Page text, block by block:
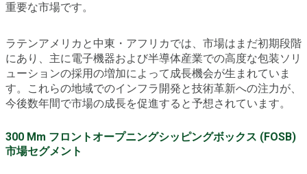
重要な市場です。
ラテンアメリカと中東・アフリカでは、市場はまだ初期段階
にあり、主に電子機器および半導体産業での高度な包装ソリ
ューションの採用の増加によって成長機会が生まれていま
す。これらの地域でのインフラ開発と技術革新への注力が、
今後数年間で市場の成長を促進すると予想されています。
300 Mm フロントオープニングシッピングボックス (FOSB)
市場セグメント